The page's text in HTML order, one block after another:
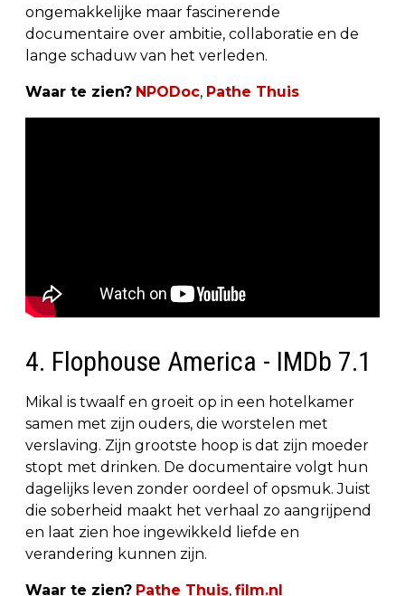
ongemakkelijke maar fascinerende
documentaire over ambitie, collaboratie en de
lange schaduw van het verleden.
Waar te zien? NPODoc, Pathe Thuis
4. Flophouse America - IMDb 7.1
Mikal is twaalf en groeit op in een hotelkamer
samen met zijn ouders, die worstelen met
verslaving. Zijn grootste hoop is dat zijn moeder
stopt met drinken. De documentaire volgt hun
dagelijks leven zonder oordeel of opsmuk. Juist
die soberheid maakt het verhaal zo aangrijpend
en laat zien hoe ingewikkeld liefde en
verandering kunnen zijn.
Waar te zien? Pathe Thuis, film.nl